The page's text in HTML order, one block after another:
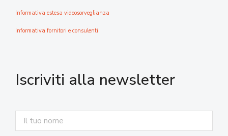
Informativa estesa videosorveglianza
Informativa fornitori e consulenti
Iscriviti alla newsletter